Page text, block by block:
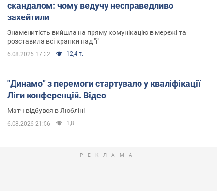
скандалом: чому ведучу несправедливо
захейтили
Знаменитість вийшла на пряму комунікацію в мережі та
розставила всі крапки над "і"
6.08.2026 17:32 12,4 т.
"Динамо" з перемоги стартувало у кваліфікації
Ліги конференцій. Відео
Матч відбувся в Любліні
6.08.2026 21:56 1,8 т.